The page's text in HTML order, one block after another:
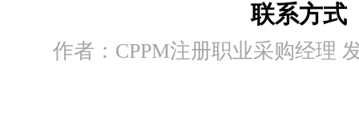
联系方式
作者：CPPM注册职业采购经理